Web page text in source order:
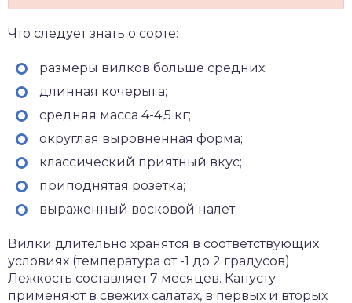
Что следует знать о сорте:
размеры вилков больше средних;
длинная кочерыга;
средняя масса 4-4,5 кг;
округлая выровненная форма;
классический приятный вкус;
приподнятая розетка;
выраженный восковой налет.
Вилки длительно хранятся в соответствующих
условиях (температура от -1 до 2 градусов).
Лежкость составляет 7 месяцев. Капусту
применяют в свежих салатах, в первых и вторых